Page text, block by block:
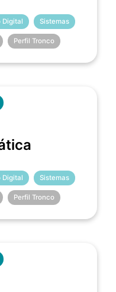
Digital Sistemas
Perfil Tronco
Digital Sistemas
Perfil Tronco